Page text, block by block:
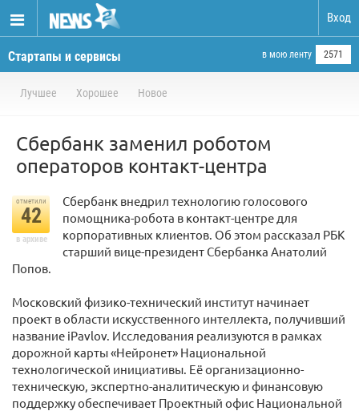
Вход
Стартапы и сервисы в мою ленту 2571
Лучшее Хорошее Новое
Сбербанк заменил роботом
операторов контакт-центра
отметили
42
в архиве
Сбербанк внедрил технологию голосового
помощника-робота в контакт-центре для
корпоративных клиентов. Об этом рассказал РБК
старший вице-президент Сбербанка Анатолий
Попов.
Московский физико-технический институт начинает
проект в области искусственного интеллекта, получивший
название iPavlov. Исследования реализуются в рамках
дорожной карты «Нейронет» Национальной
технологической инициативы. Её организационно-
техническую, экспертно-аналитическую и финансовую
поддержку обеспечивает Проектный офис Национальной